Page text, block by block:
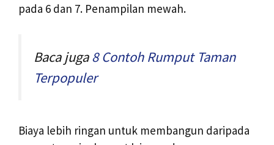
pada 6 dan 7. Penampilan mewah.
Baca juga8 Contoh Rumput Taman
Terpopuler
Biaya lebih ringan untuk membangun daripada